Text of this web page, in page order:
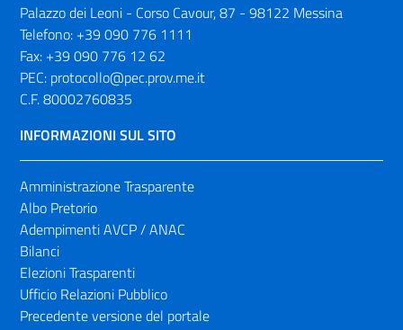
Palazzo dei Leoni - Corso Cavour, 87 - 98122 Messina
Telefono: +39 090 776 1111
Fax: +39 090 776 12 62
PEC: protocollo@pec.prov.me.it
C.F. 80002760835
INFORMAZIONI SUL SITO
Amministrazione Trasparente
Albo Pretorio
Adempimenti AVCP / ANAC
Bilanci
Elezioni Trasparenti
Ufficio Relazioni Pubblico
Precedente versione del portale